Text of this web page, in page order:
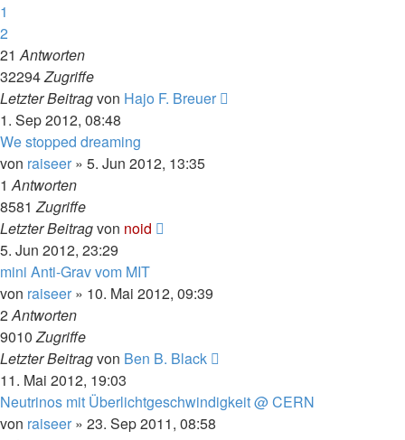
1
2
21Antworten
32294Zugriffe
Letzter Beitragvon Hajo F. Breuer
1. Sep 2012, 08:48
We stopped dreaming
von raiseer » 5. Jun 2012, 13:35
1Antworten
8581Zugriffe
Letzter Beitragvon noid
5. Jun 2012, 23:29
mini Anti-Grav vom MIT
von raiseer » 10. Mai 2012, 09:39
2Antworten
9010Zugriffe
Letzter Beitragvon Ben B. Black
11. Mai 2012, 19:03
Neutrinos mit Überlichtgeschwindigkeit @ CERN
von raiseer » 23. Sep 2011, 08:58